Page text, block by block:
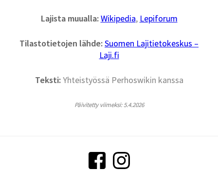
Lajista muualla:Wikipedia, Lepiforum
Tilastotietojen lähde:Suomen Lajitietokeskus –
Laji.fi
Teksti:Yhteistyössä Perhoswikin kanssa
Päivitetty viimeksi: 5.4.2026